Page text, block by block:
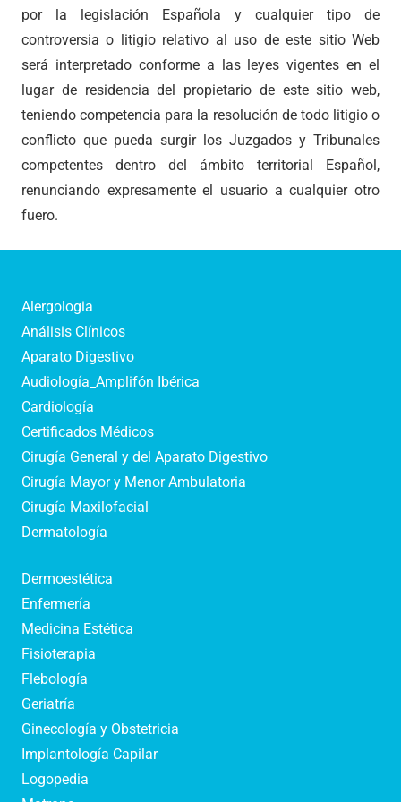
por la legislación Española y cualquier tipo de
controversia o litigio relativo al uso de este sitio Web
será interpretado conforme a las leyes vigentes en el
lugar de residencia del propietario de este sitio web,
teniendo competencia para la resolución de todo litigio o
conflicto que pueda surgir los Juzgados y Tribunales
competentes dentro del ámbito territorial Español,
renunciando expresamente el usuario a cualquier otro
fuero.
Alergologia
Análisis Clínicos
Aparato Digestivo
Audiología_Amplifón Ibérica
Cardiología
Certificados Médicos
Cirugía General y del Aparato Digestivo
Cirugía Mayor y Menor Ambulatoria
Cirugía Maxilofacial
Dermatología
Dermoestética
Enfermería
Medicina Estética
Fisioterapia
Flebología
Geriatría
Ginecología y Obstetricia
Implantología Capilar
Logopedia